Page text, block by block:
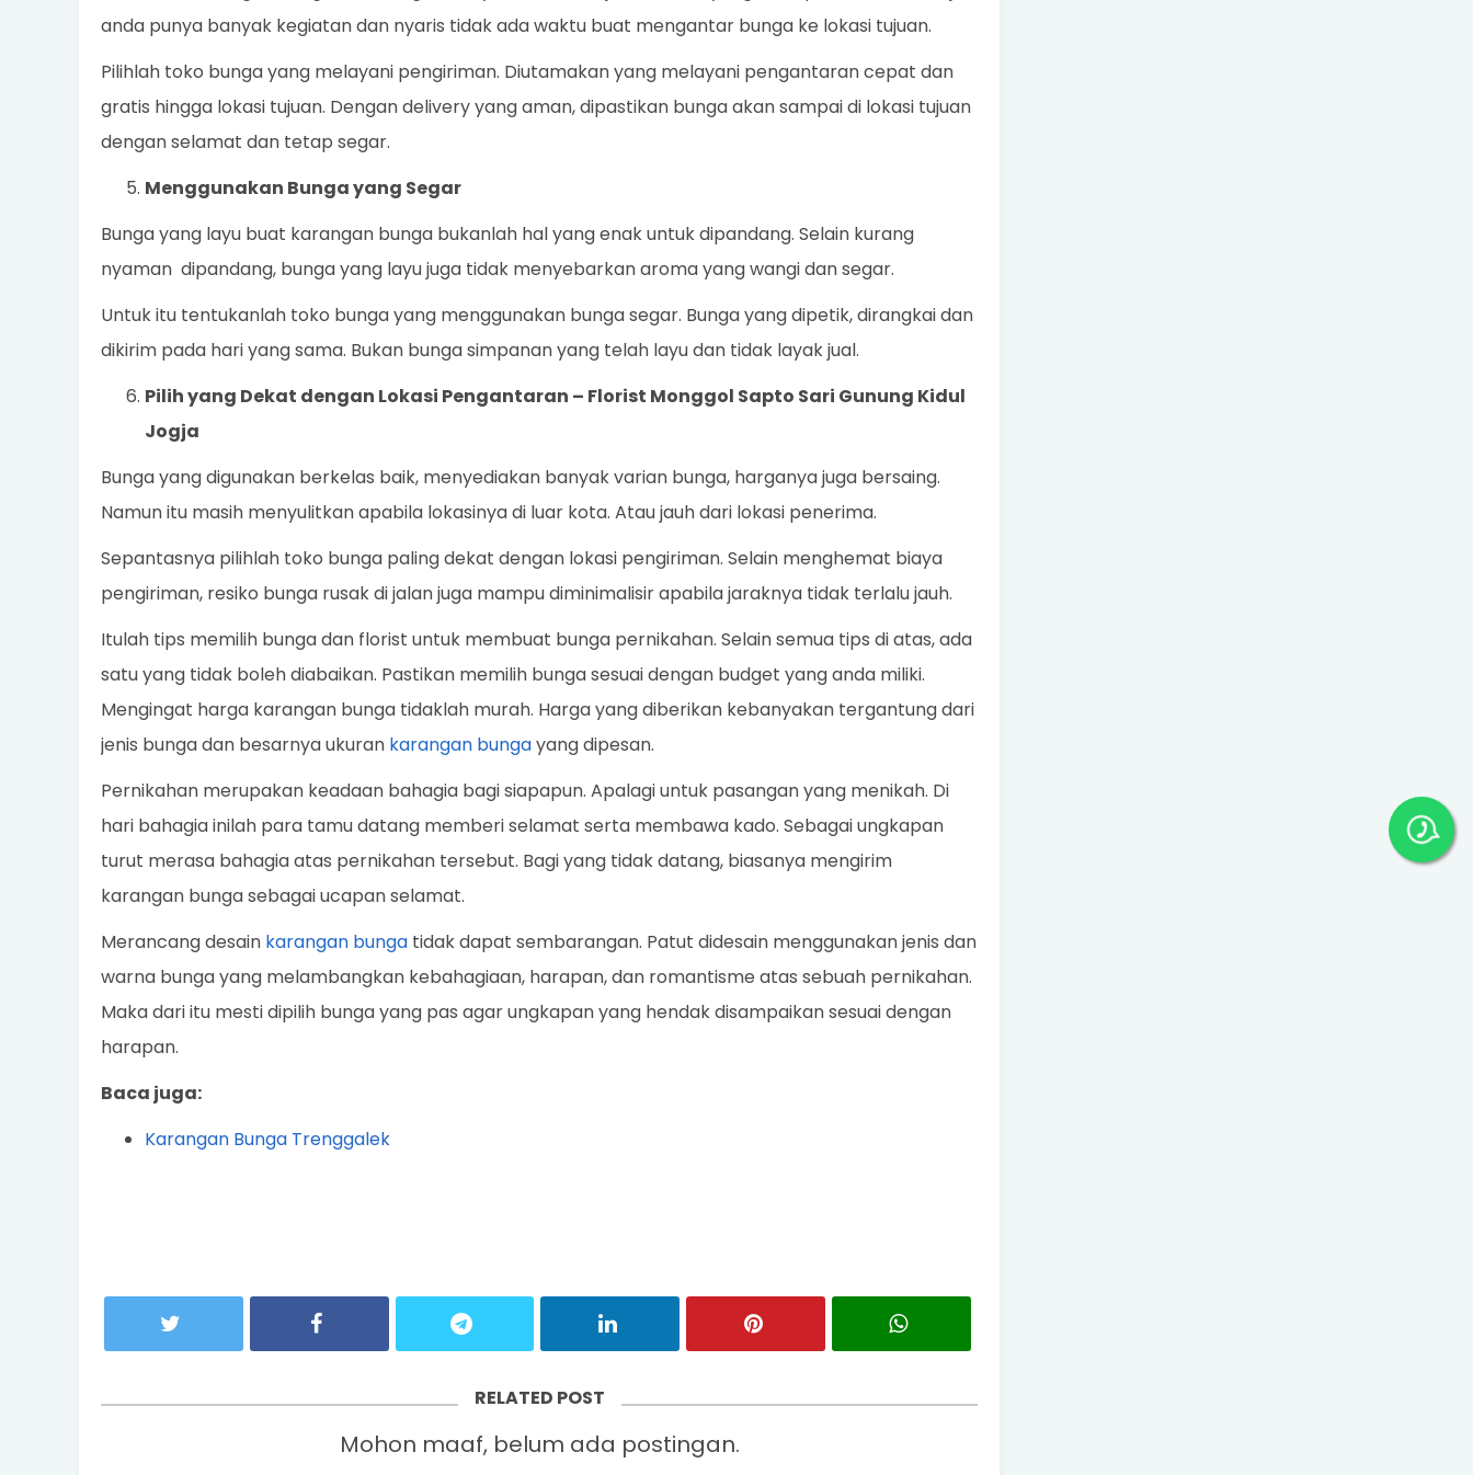
anda punya banyak kegiatan dan nyaris tidak ada waktu buat mengantar bunga ke lokasi tujuan.
Pilihlah toko bunga yang melayani pengiriman. Diutamakan yang melayani pengantaran cepat dan
gratis hingga lokasi tujuan. Dengan delivery yang aman, dipastikan bunga akan sampai di lokasi tujuan
dengan selamat dan tetap segar.
Menggunakan Bunga yang Segar
Bunga yang layu buat karangan bunga bukanlah hal yang enak untuk dipandang. Selain kurang
nyaman dipandang, bunga yang layu juga tidak menyebarkan aroma yang wangi dan segar.
Untuk itu tentukanlah toko bunga yang menggunakan bunga segar. Bunga yang dipetik, dirangkai dan
dikirim pada hari yang sama. Bukan bunga simpanan yang telah layu dan tidak layak jual.
Pilih yang Dekat dengan Lokasi Pengantaran – Florist Monggol Sapto Sari Gunung Kidul
Jogja
Bunga yang digunakan berkelas baik, menyediakan banyak varian bunga, harganya juga bersaing.
Namun itu masih menyulitkan apabila lokasinya di luar kota. Atau jauh dari lokasi penerima.
Sepantasnya pilihlah toko bunga paling dekat dengan lokasi pengiriman. Selain menghemat biaya
pengiriman, resiko bunga rusak di jalan juga mampu diminimalisir apabila jaraknya tidak terlalu jauh.
Itulah tips memilih bunga dan florist untuk membuat bunga pernikahan. Selain semua tips di atas, ada
satu yang tidak boleh diabaikan. Pastikan memilih bunga sesuai dengan budget yang anda miliki.
Mengingat harga karangan bunga tidaklah murah. Harga yang diberikan kebanyakan tergantung dari
jenis bunga dan besarnya ukuran karangan bungayang dipesan.
Pernikahan merupakan keadaan bahagia bagi siapapun. Apalagi untuk pasangan yang menikah. Di
hari bahagia inilah para tamu datang memberi selamat serta membawa kado. Sebagai ungkapan
turut merasa bahagia atas pernikahan tersebut. Bagi yang tidak datang, biasanya mengirim
karangan bunga sebagai ucapan selamat.
Merancang desain karangan bunga tidak dapat sembarangan. Patut didesain menggunakan jenis dan
warna bunga yang melambangkan kebahagiaan, harapan, dan romantisme atas sebuah pernikahan.
Maka dari itu mesti dipilih bunga yang pas agar ungkapan yang hendak disampaikan sesuai dengan
harapan.
Baca juga:
Karangan Bunga Trenggalek
RELATED POST
Mohon maaf, belum ada postingan.